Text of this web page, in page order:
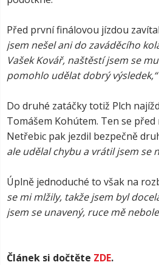
Před první finálovou jízdou
jsem nešel ani do zaváděcího
Vašek Kovář, naštěstí jsem se
pomohlo udělat dobrý výsledek,“
Do druhé zatáčky totiž Plch
Tomášem Kohútem. Ten se
Netřebic pak jezdil bezpečně
ale udělal chybu a vrátil jsem se
Úplně jednoduché to však na
se mi mlžily, takže jsem byl
jsem se unavený, ruce mě
Článek si dočtěte ZDE.